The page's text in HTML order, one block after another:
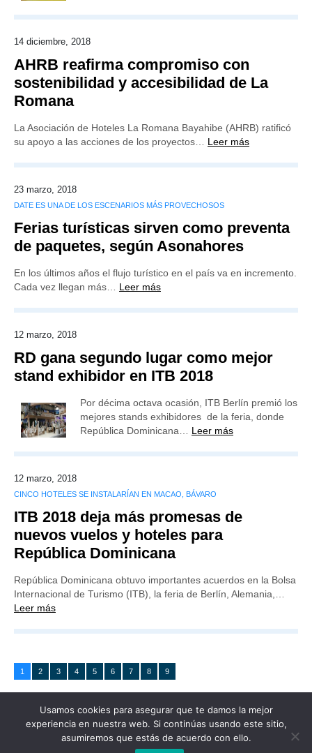
14 diciembre, 2018
AHRB reafirma compromiso con
sostenibilidad y accesibilidad de La
Romana
La Asociación de Hoteles La Romana Bayahibe (AHRB) ratificó
su apoyo a las acciones de los proyectos… Leer más
23 marzo, 2018
DATE ES UNA DE LOS ESCENARIOS MÁS PROVECHOSOS
Ferias turísticas sirven como preventa
de paquetes, según Asonahores
En los últimos años el flujo turístico en el país va en incremento.
Cada vez llegan más… Leer más
12 marzo, 2018
RD gana segundo lugar como mejor
stand exhibidor en ITB 2018
Por décima octava ocasión, ITB Berlín premió los
mejores stands exhibidores de la feria, donde
República Dominicana… Leer más
12 marzo, 2018
CINCO HOTELES SE INSTALARÍAN EN MACAO, BÁVARO
ITB 2018 deja más promesas de
nuevos vuelos y hoteles para
República Dominicana
República Dominicana obtuvo importantes acuerdos en la Bolsa
Internacional de Turismo (ITB), la feria de Berlín, Alemania,…
Leer más
1 2 3 4 5 6 7 8 9
Usamos cookies para asegurar que te damos la mejor
experiencia en nuestra web. Si continúas usando este sitio,
asumiremos que estás de acuerdo con ello.
Publicidad Redacción Contacto